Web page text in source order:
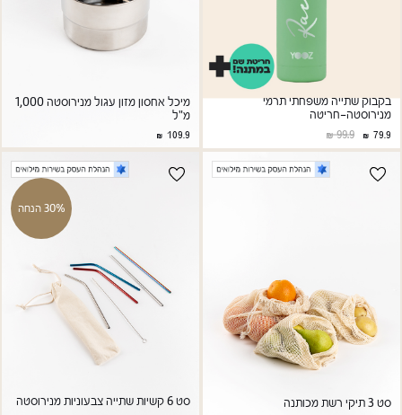
בקבוק שתייה משפחתי תרמי
מנירוסטה-חריטה
79.9
99.9
מיכל אחסון מזון עגול מנירוסטה 1,000
מ"ל
109.9
סט 3 תיקי רשת מכותנה
30% הנחה
סט 6 קשיות שתייה צבעוניות מנירוסטה